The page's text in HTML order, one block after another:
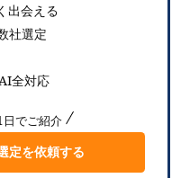
出会える
社選定
全対応
でご紹介
定を依頼する